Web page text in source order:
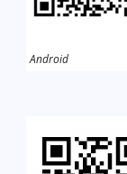
Android